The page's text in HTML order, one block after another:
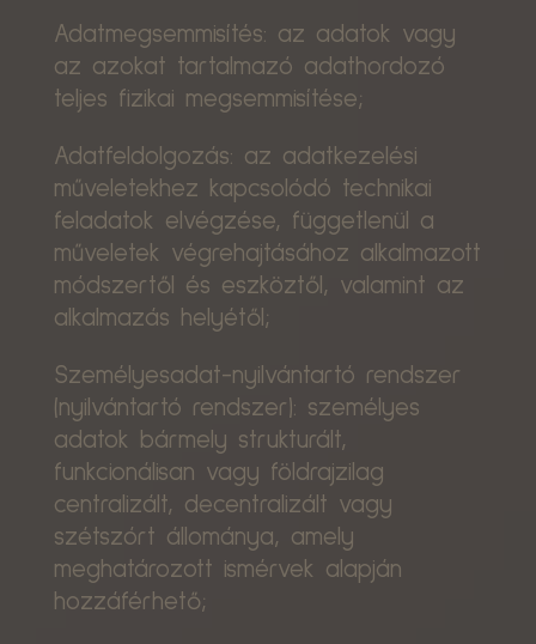
Adatmegsemmisítés: az adatok vagy
az azokat tartalmazó adathordozó
teljes fizikai megsemmisítése;
Adatfeldolgozás: az adatkezelési
műveletekhez kapcsolódó technikai
feladatok elvégzése, függetlenül a
műveletek végrehajtásához alkalmazott
módszertől és eszköztől, valamint az
alkalmazás helyétől;
Személyesadat-nyilvántartó rendszer
(nyilvántartó rendszer): személyes
adatok bármely strukturált,
funkcionálisan vagy földrajzilag
centralizált, decentralizált vagy
szétszórt állománya, amely
meghatározott ismérvek alapján
hozzáférhető;